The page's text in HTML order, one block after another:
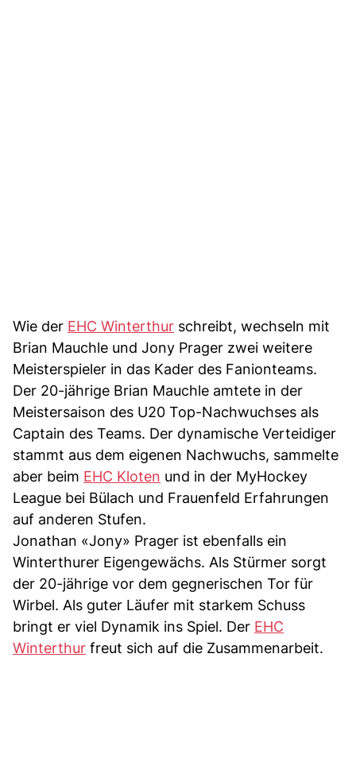
Wie der EHC Winterthur schreibt, wechseln mit
Brian Mauchle und Jony Prager zwei weitere
Meisterspieler in das Kader des Fanionteams.
Der 20-jährige Brian Mauchle amtete in der
Meistersaison des U20 Top-Nachwuchses als
Captain des Teams. Der dynamische Verteidiger
stammt aus dem eigenen Nachwuchs, sammelte
aber beim EHC Kloten und in der MyHockey
League bei Bülach und Frauenfeld Erfahrungen
auf anderen Stufen.
Jonathan «Jony» Prager ist ebenfalls ein
Winterthurer Eigengewächs. Als Stürmer sorgt
der 20-jährige vor dem gegnerischen Tor für
Wirbel. Als guter Läufer mit starkem Schuss
bringt er viel Dynamik ins Spiel. Der EHC
Winterthur freut sich auf die Zusammenarbeit.